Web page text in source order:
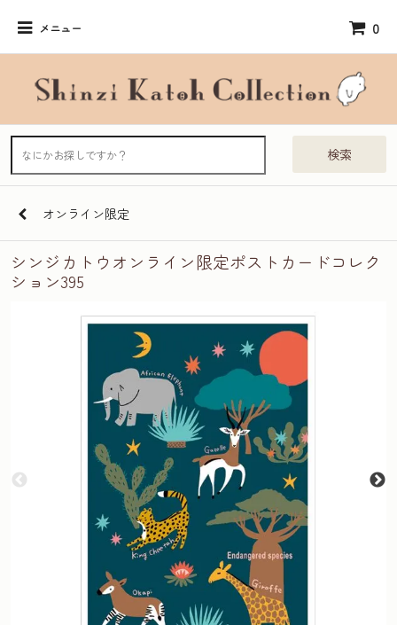
メニュー 0
検索
オンライン限定
シンジカトウオンライン限定ポストカードコレク
ション395